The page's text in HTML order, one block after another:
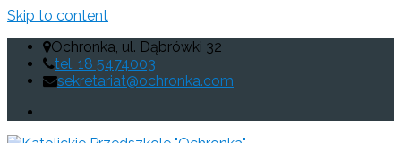
Skip to content
Ochronka, ul. Dąbrówki 32
tel. 18 5474003
sekretariat@ochronka.com